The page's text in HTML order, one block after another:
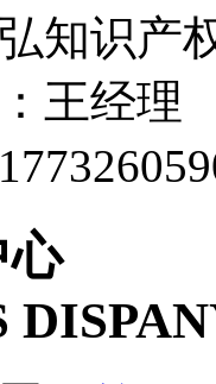
弘知识产
王经理
心